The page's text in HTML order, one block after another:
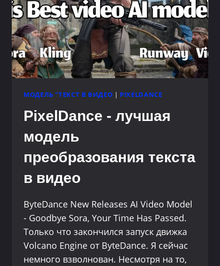
МОДЕЛЬ "ТЕКСТ В ВИДЕО | PIXELDANCE
PixelDance - лучшая
модель
преобразования текста
в видео
ByteDance New Releases AI Video Model
- Goodbye Sora, Your Time Has Passed.
Только что закончился запуск движка
Volcano Engine от ByteDance. Я сейчас
немного взволнован. Несмотря на то,